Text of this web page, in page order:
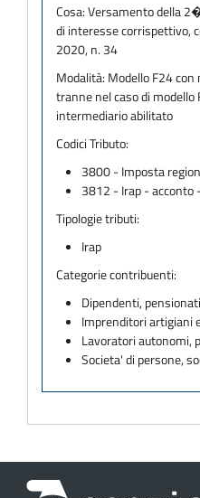
Cosa:Versamento della
di interesse corrispettivo,
2020, n. 34
Modalità: Modello F24
tranne nel caso di
intermediario abilitato
Codici Tributo:
3800 - Imposta
3812 - Irap - acconto
Tipologie tributi:
Irap
Categorie contribuenti:
Dipendenti,
Imprenditori artigiani
Lavoratori autonomi,
Societa' di persone,